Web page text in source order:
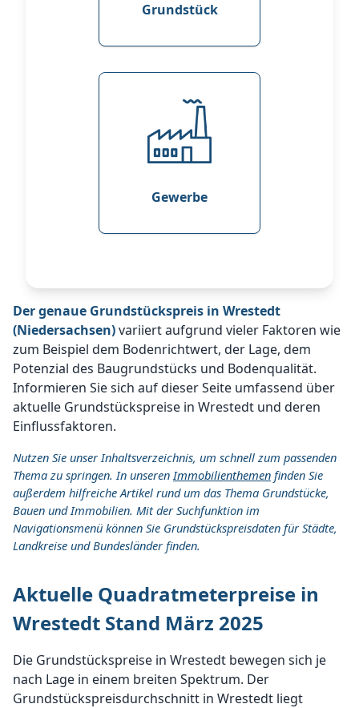
Grundstück
Gewerbe
Der genaue Grundstückspreis in Wrestedt
(Niedersachsen)variiert aufgrund vieler Faktoren wie
zum Beispiel dem Bodenrichtwert, der Lage, dem
Potenzial des Baugrundstücks und Bodenqualität.
Informieren Sie sich auf dieser Seite umfassend über
aktuelle Grundstückspreise in Wrestedt und deren
Einflussfaktoren.
Nutzen Sie unser Inhaltsverzeichnis, um schnell zum passenden
Thema zu springen. In unserenImmobilienthemen finden Sie
außerdem hilfreiche Artikel rund um das Thema Grundstücke,
Bauen und Immobilien. Mit der Suchfunktion im
Navigationsmenü können Sie Grundstückspreisdaten für Städte,
Landkreise und Bundesländer finden.
Aktuelle Quadratmeterpreise in
Wrestedt Stand März 2025
Die Grundstückspreise in Wrestedt bewegen sich je
nach Lage in einem breiten Spektrum. Der
Grundstückspreisdurchschnitt in Wrestedt liegt